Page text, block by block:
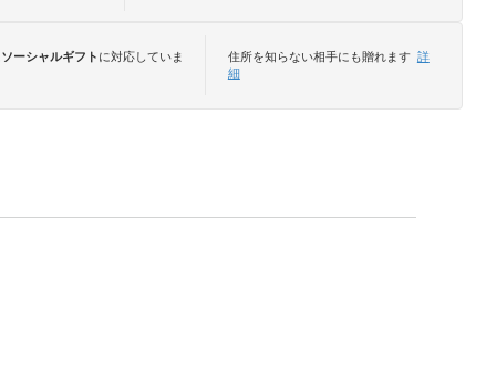
ソーシャルギフト に対応していま
住所を知らない相手にも贈れます 詳
細